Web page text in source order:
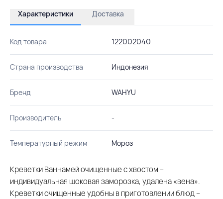
Характеристики Доставка
Код товара 122002040
Страна производства Индонезия
Бренд WAHYU
Производитель -
Температурный режим Мороз
Креветки Ваннамей очищенные с хвостом –
индивидуальная шоковая заморозка, удалена «вена».
Креветки очищенные удобны в приготовлении блюд –